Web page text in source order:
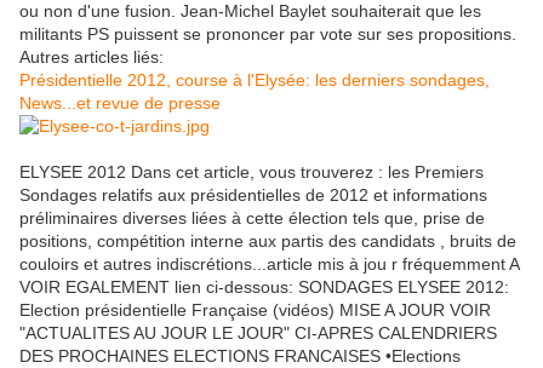
ou non d'une fusion. Jean-Michel Baylet souhaiterait que les
militants PS puissent se prononcer par vote sur ses propositions.
Autres articles liés:
Présidentielle 2012, course à l'Elysée: les derniers sondages,
News...et revue de presse
ELYSEE 2012 Dans cet article, vous trouverez : les Premiers
Sondages relatifs aux présidentielles de 2012 et informations
préliminaires diverses liées à cette élection tels que, prise de
positions, compétition interne aux partis des candidats , bruits de
couloirs et autres indiscrétions...article mis à jou r fréquemment A
VOIR EGALEMENT lien ci-dessous: SONDAGES ELYSEE 2012:
Election présidentielle Française (vidéos) MISE A JOUR VOIR
"ACTUALITES AU JOUR LE JOUR" CI-APRES CALENDRIERS
DES PROCHAINES ELECTIONS FRANCAISES •Elections